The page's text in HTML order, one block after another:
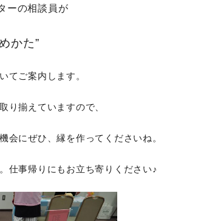
ーの相談員が
かた”
てご案内します。
り揃えていますので、
会にぜひ、縁を作ってくださいね。
仕事帰りにもお立ち寄りください♪